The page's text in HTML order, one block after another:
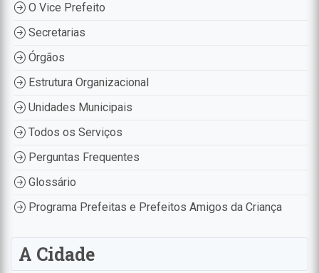
O Vice Prefeito
Secretarias
Órgãos
Estrutura Organizacional
Unidades Municipais
Todos os Serviços
Perguntas Frequentes
Glossário
Programa Prefeitas e Prefeitos Amigos da Criança
A Cidade